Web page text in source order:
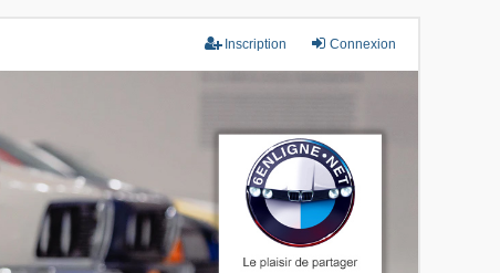
Connexion
Inscription